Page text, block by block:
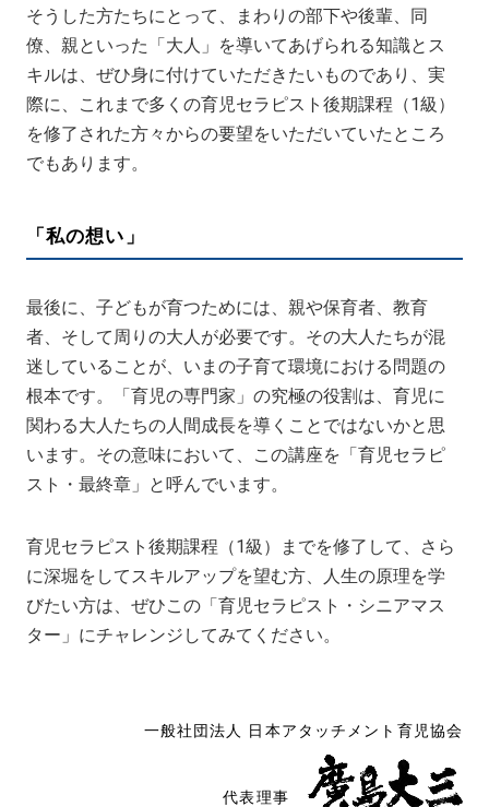
そうした方たちにとって、まわりの部下や後輩、同
僚、親といった「大人」を導いてあげられる知識とス
キルは、ぜひ身に付けていただきたいものであり、実
際に、これまで多くの育児セラピスト後期課程（1級）
を修了された方々からの要望をいただいていたところ
でもあります。
「私の想い」
最後に、子どもが育つためには、親や保育者、教育
者、そして周りの大人が必要です。その大人たちが混
迷していることが、いまの子育て環境における問題の
根本です。「育児の専門家」の究極の役割は、育児に
関わる大人たちの人間成長を導くことではないかと思
います。その意味において、この講座を「育児セラピ
スト・最終章」と呼んでいます。
育児セラピスト後期課程（1級）までを修了して、さら
に深堀をしてスキルアップを望む方、人生の原理を学
びたい方は、ぜひこの「育児セラピスト・シニアマス
ター」にチャレンジしてみてください。
一般社団法人 日本アタッチメント育児協会
代表理事